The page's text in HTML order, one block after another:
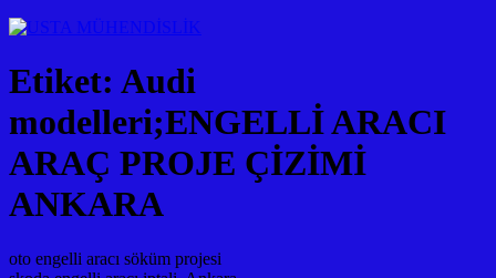
Etiket: Audi
modelleri;ENGELLİ ARACI
ARAÇ PROJE ÇİZİMİ
ANKARA
oto engelli aracı söküm projesi